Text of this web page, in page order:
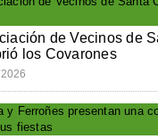
de Vecinos de
los Covarones